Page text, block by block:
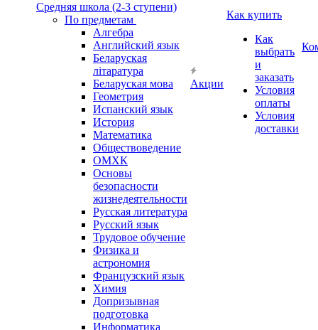
Средняя школа (2-3 ступени)
По предметам
Алгебра
Английский язык
Беларуская
літаратура
Беларуская мова
Геометрия
Испанский язык
История
Математика
Обществоведение
ОМХК
Основы
безопасности
жизнедеятельности
Русская литература
Русский язык
Трудовое обучение
Физика и
астрономия
Французский язык
Химия
Допризывная
подготовка
Информатика
Акции
Как купить
Как
выбрать
и
заказать
Условия
оплаты
Условия
доставки